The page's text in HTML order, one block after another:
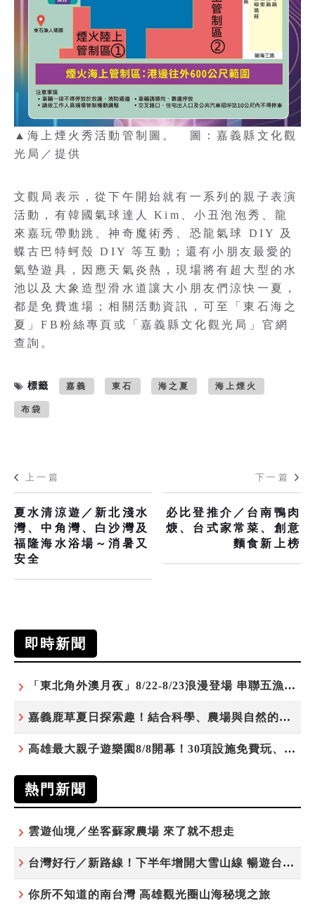
▲海上煙火秀活動管制圖。 圖：嘉義縣文化觀
光局／提供
文觀局表示，從下午開始就有一系列的親子表演
活動，有韓國氣球達人 Kim、小丑泡泡秀、龍
來嘉玩帶動跳、神奇魔術秀、恐龍氣球 DIY 及
蝶古巴特蚵殼 DIY 等互動；還有小朋友最愛的
氣墊遊具，因應天氣炎熱，現場將有超大型的水
池以及大象造型滑水道讓大小朋友們涼快一夏，
都是免費進場；相關活動資訊，可至「東石海之
夏」FB粉絲專頁或「嘉義縣文化觀光局」官網
查詢。
標籤 嘉義 東石 海之夏 海上煙火
布袋
上一篇
夏水清涼遊／新北淺水
灣、中角灣、白沙灣及
福隆海水浴場～消暑又
安全
下一篇
必比登推介／台南鴨肉
焿、台式家常菜、創意
麵食新上榜
即時新聞
「東北角外澳月夜」8/22-8/23浪漫登場 串聯五漁村、音樂、市集、火舞與慢旅共度夏夜
嘉義鹿草夏日探索趣！結合科學、農場與自然的親子小旅行
高雄最大親子遊樂園8/8開幕！30項設施免費玩、YOYO家族嗨翻暑假
熱門新聞
雲遊仙境／坐客蘇家農場 來了就不想走
台灣好行／新路線！下半年增開大雪山線 暢遊台中更便利
你所不知道的南台灣 高雄觀光圈山海秘境之旅